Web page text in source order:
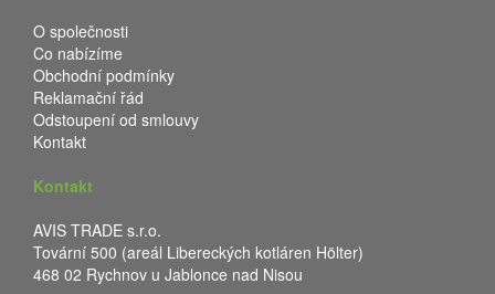
O společnosti
Co nabízíme
Obchodní podmínky
Reklamační řád
Odstoupení od smlouvy
Kontakt
Kontakt
AVIS TRADE s.r.o.
Tovární 500 (areál Libereckých kotláren Hölter)
468 02 Rychnov u Jablonce nad Nisou